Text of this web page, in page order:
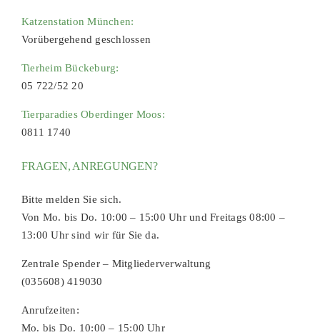
Katzenstation München:
Vorübergehend geschlossen
Tierheim Bückeburg:
05 722/52 20
Tierparadies Oberdinger Moos:
0811 1740
FRAGEN, ANREGUNGEN?
Bitte melden Sie sich.
Von Mo. bis Do. 10:00 – 15:00 Uhr und Freitags 08:00 –
13:00 Uhr sind wir für Sie da.
Zentrale Spender – Mitgliederverwaltung
(035608) 419030
Anrufzeiten:
Mo. bis Do. 10:00 – 15:00 Uhr